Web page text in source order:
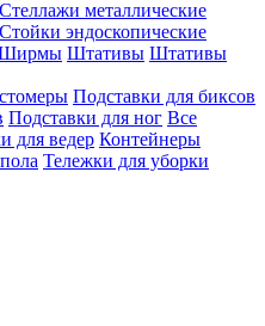
Стеллажи металлические
Стойки эндоскопические
Штативы Штативы
Подставки для биксов
Подставки для ног Все
для ведер Контейнеры
Тележки для уборки